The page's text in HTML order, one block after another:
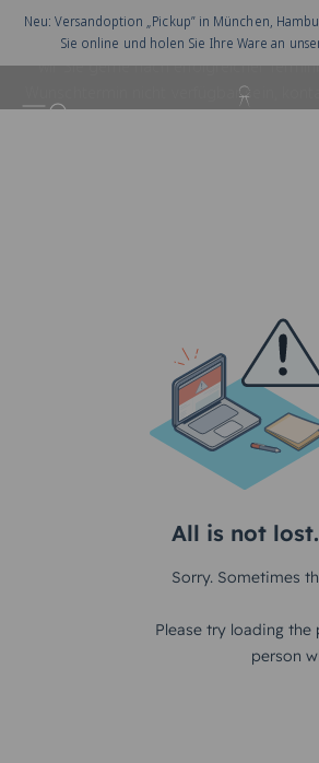
Zum Inhalt springen
Neu: Versandoption „Pickup” in München,
Sie online und holen Sie Ihre Ware an
MenüSuchen
Juwelier Spliedt